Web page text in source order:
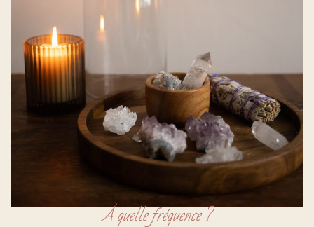
À quelle fréquence ?